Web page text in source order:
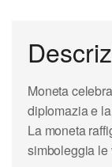
Moneta
diplomazia e
La moneta
simboleggia le